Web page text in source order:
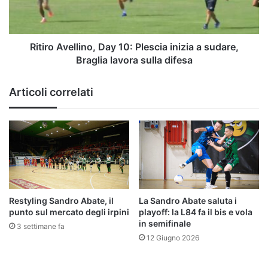
Braglia
Ritiro Avellino, Day 10: Plescia inizia a sudare,
Braglia lavora sulla difesa
Articoli correlati
Restyling Sandro Abate, il
punto sul mercato degli irpini
3 settimane fa
La Sandro Abate saluta i
playoff: la L84 fa il bis e vola
in semifinale
12 Giugno 2026